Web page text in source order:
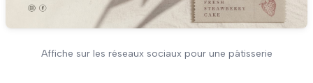
Affiche sur les réseaux sociaux pour une pâtisserie